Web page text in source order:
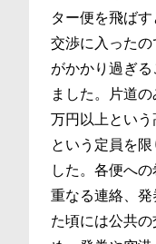
ター便を飛ば
交渉に入った
がかかり過ぎ
ました。片道
万円以上とい
という定員を
した。各便へ
重なる連絡、
た頃には公共